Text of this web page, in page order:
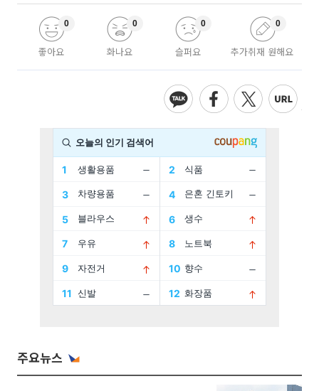
좋아요
0
화나요
0
슬퍼요
0
추가취재 원해요
0
주요뉴스